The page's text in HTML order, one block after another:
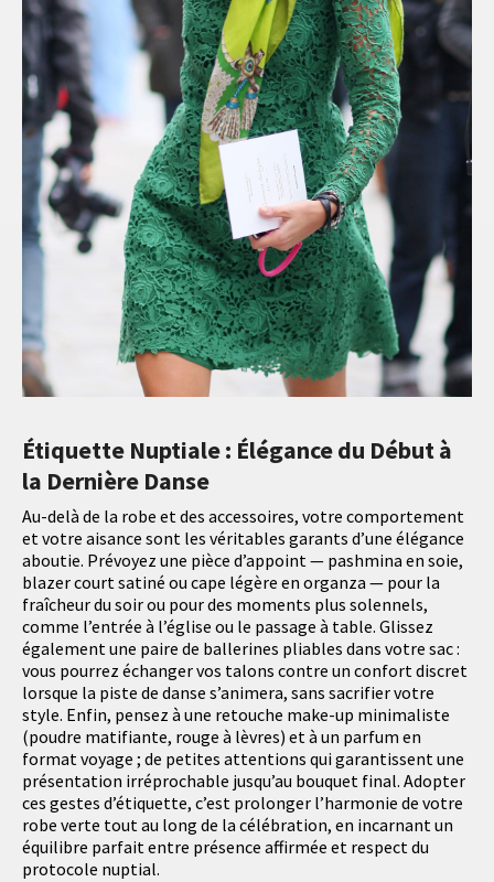
Étiquette Nuptiale : Élégance du Début à
la Dernière Danse
Au-delà de la robe et des accessoires, votre comportement
et votre aisance sont les véritables garants d’une élégance
aboutie. Prévoyez une pièce d’appoint — pashmina en soie,
blazer court satiné ou cape légère en organza — pour la
fraîcheur du soir ou pour des moments plus solennels,
comme l’entrée à l’église ou le passage à table. Glissez
également une paire de ballerines pliables dans votre sac :
vous pourrez échanger vos talons contre un confort discret
lorsque la piste de danse s’animera, sans sacrifier votre
style. Enfin, pensez à une retouche make-up minimaliste
(poudre matifiante, rouge à lèvres) et à un parfum en
format voyage ; de petites attentions qui garantissent une
présentation irréprochable jusqu’au bouquet final. Adopter
ces gestes d’étiquette, c’est prolonger l’harmonie de votre
robe verte tout au long de la célébration, en incarnant un
équilibre parfait entre présence affirmée et respect du
protocole nuptial.